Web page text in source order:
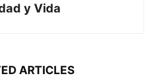
y Vida
ARTICLES